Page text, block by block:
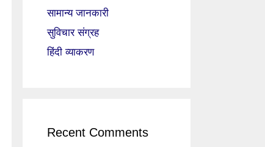
सामान्य जानकारी
सुविचार संग्रह
हिंदी व्याकरण
Recent Comments